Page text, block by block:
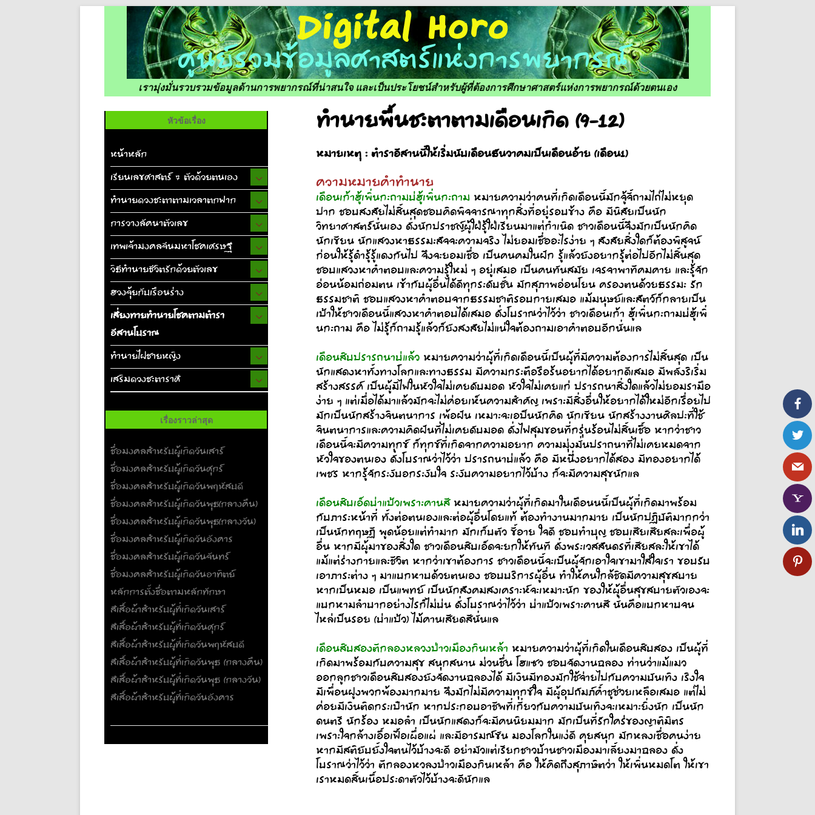
เรามุ่งมั่นรวบรวมข้อมูลด้านการพยากรณ์ที่น่าสนใจ และเป็นประโยชน์สำหรับผู้ที่ต้องการศึกษาศาสตร์แห่งการพยากรณ์ด้วยตนเอง
ทำนายพื้นชะตาตามเดือนเกิด (9-12)
หมายเหตุ : ตำราอีสานนี้ให้เริ่มนับเดือนธันวาคมเป็นเดือนอ้าย (เดือน1)
ความหมายคำทำนาย
เดือนเก้าฮู้เพิ่นกะถามบ่ฮู้เพิ่นกะถามหมายความว่าคนที่เกิดเดือนนี้มักจู้จี้ถามไถ่ไม่หยุด
ปาก ชอบสงสัยไม่สิ้นสุดชอบคิดพิจจารณาทุกสิ่งที่อยู่รอบข้าง คือ มีนิสัยเป็นนัก
วิทยาศาสตร์นั่นเอง ดั่งนักปราชญ์ผู้ใฝ่รู้ใฝ่เรียนมาแต่กำเนิด ชาวเดือนนี้จึงมักเป็นนักคิด
นักเขียน นักแสวงหาธรรมะสัจจะความจริง ไม่ยอมเชื่ออะไรง่าย ๆ สังสัยสิ่งใดก็ต้องพิสูจน์
ก่อนให้รู้ดำรู้รู้แดงกันไป จึงจะยอมเชื่อ เป็นคนคมในฝัก รู้แล้วยังอยากรู้ต่อไปอีกไม่สิ้นสุด
ชอบแสวงหาคำตอบและความรู้ใหม่ ๆ อยู่เสมอ เป็นคนทันสมัย เจรจาพาทีคมคาย และรู้จัก
อ่อนน้อมถ่อมตน เข้ากับผู้อื่นได้ดีทุกระดับชั้น มักสุภาพอ่อนโยน ครองตนด้วยธรรมะ รัก
ธรรมชาติ ชอบแสวงหาคำตอบจากธรรมชาติรอบกายเสมอ แม้มนุษย์และสัตว์ก็กลายเป็น
เป้าให้ชาวเดือนนี้แสวงหาคำตอบได้เสมอ ดั่งโบราณว่าไว้ว่า ชาวเดือนเก้า ฮู้เพิ่นกะถามบ่ฮู้เพิ่
นกะถาม คือ ไม่รู้ก็ถามรู้แล้วก็ยังสงสัยไม่แน่ใจต้องถามเอาคำตอบอีกนั่นแล
เดือนสิบปรารถนาบ่แล้วหมายความว่าผู้ที่เกิดเดือนนี้เป็นผู้ที่มีความต้องการไม่สิ้นสุด เป็น
นักแสดงหาทั้งทางโลกและทางธรรม มีความกระตือรือร้นอยากได้อยากดีเสมอ มีพลังริเริ่ม
สร้างสรรค์ เป็นผู้มีไฟในหัวใจไม่เคยดับมอด หัวใจไม่เคยแก่ ปรารถนาสิ่งใดแล้วไม่ยอมรามือ
ง่าย ๆ แต่เมื่อได้มาแล้วมักจะไม่ค่อยเห็นความสำคัญ เพราะมีสิ่งอื่นให้อยากได้ใหม่อีกเรื่อยไป
มักเป็นนักสร้างจินตนาการ เพ้อฝัน เหมาะจะเอป็นนักคิด นักเขียน นักสร้างงานศิลปะที่ใช้
จินตนาการและความคิดฝันที่ไม่เคยดับมอด ดั่งไฟสุมขอนที่กรุ่นร้อนไม่สิ้นเชื้อ หากว่าชาว
เดือนนี้จะมีความทุกข์ ก็ทุกข์ที่เกิดจากความอยาก ความมุ่งมั่นปราถนาที่ไม่เคยหมดจาก
หัวใจของตนเอง ดั่งโบราณว่าไว้ว่า ปรารถนาบ่แล้ว คือ มีหนึ่งอยากได้สอง มีทองอยากได้
เพชร หากรู้จักระงับอกระงับใจ ระงับความอยากไว้บ้าง ก็จะมีความสุขนักแล
เดือนสิบเอ็ดบ่าแป้วเพราะคานสีหมายความว่าผู้ที่เกิดมาในเดือนนนี้เป็นผู้ที่เกิดมาพร้อม
กับภาระหน้าที่ ทั้งต่อตนเองและต่อผู้อื่นโดยแท้ ต้องทำงานมากมาย เป็นนักปฏิบัติมากกว่า
เป็นนักทฤษฏี พูดน้อยแต่ทำมาก มักเก็บตัว ขี้อาย ใจดี ชอบทำบุญ ชอบเสียเสียสละเพื่อผู้
อื่น หากมีผู้มาของสิ่งใด ชาวเดือนสิบเอ็ดจะยกให้ทันที ดั่งพระเวสสันดรที่เสียสละให้เขาได้
แม้แต่ร่างกายและชีวิต หากว่าเขาต้องการ ชาวเดือนนี้จะเป็นผู้จักเอาใจเขามาใส่ใจเรา ขอบรับ
เอาภาระต่าง ๆ มาแบกหาบด้วยตนเอง ชอบบริการผู้อื่น ทำให้คนใกล้ชิดมีความสุขสบาย
หากเป็นหมอ เป็นแพทย์ เป็นนักสังคมสงเคราะห์จะเหมาะนัก ของให้ผู้อื่นสุขสบายตัวเองจะ
แบกหามลำบากอย่างไรก็ไม่บ่น ดั่งโบราณว่าไว้ว่า บ่าแป้วเพราะคานสี นั่นคือแบกหาบจน
ไหล่เป็นรอย (บ่าแป้ว) ไม้คานเสียดสีนั่นแล
เดือนสิบสองตีกลองหลวงป่าวเมืองกินเหล้า หมายความว่าผู้ที่เกิดในเดือนสิบสอง เป็นผู้ที่
เกิดมาพร้อมกับความสุข สนุกสนาน ม่วนชื่น โฮแซว ชอบจัดงานฉลอง ท่านว่าแม้แมว
ออกลูกชาวเดือนสิบสองยังจัดงานฉลองได้ มีเงินมีทองมักใช้จ่ายไปกับความบันเทิง เริงใจ
มีเพื่อนฝูงพวกพ้องมากมาย จึงมักไม่มีความทุกข์ใจ มีผู้อุปถัมภ์ค้ำชูช่วยเหลือเสมอ แต่ไม่
ค่อยมีเงินติดกระเป๋านัก หากประกอบอาชีพที่เกี่ยวกับความบันเทิงจะเหมาะยิ่งนัก เป็นนัก
ดนตรี นักร้อง หมอลำ เป็นนักแสดงก็จะมีคนนิยมมาก มักเป็นที่รักใคร่ของญาติมิตร
เพราะใจกล้างเอื้อเฟื้อเผื่อแผ่ และมีอารมณ์ขัน มองโลกในแง่ดี คุยสนุก มักหลงเชื่อคนง่าย
หากมีสติยับยั้งใจตนไว้บ้างจะดี อย่ามัวแต่เรียกชาวบ้านชาวเมืองมาเลี้ยงมาฉลอง ดั่ง
โบราณว่าไว้ว่า ตีกลองหวลงป่าวเมืองกินเหล้า คือ ให้คิดถึงสุภาษิตว่า ให้เพิ่นหมดโต ให้เขา
เราหมดสิ้นเนื้อประดาตัวไว้บ้างจะดีนักแล
หัวข้อเรื่อง
หน้าหลัก
เรียนเลขศาสตร์ 7 ตัวด้วยตนเอง
ทำนายดวงชะตาตามเวลาตกฟาก
การวางลัคนาตัวเลข
เทพเจ้ามงคลจีนมหาโชคเศรษฐี
วิธีทำนายชีวิตรักด้วยตัวเลข
ฮวงจุ้ยกับเรือนร่าง
เสี่ยงทายทำนายโชคตามตำรา
อีสานโบราณ
ทำนายไฝชายหญิง
เสริมดวงชะตาราศี
เรื่องราวล่าสุด
ชื่อมงคลสำหรับผู้เกิดวันเสาร์
ชื่อมงคลสำหรับผู้เกิดวันศุกร์
ชื่อมงคลสำหรับผู้เกิดวันพฤหัสบดี
ชื่อมงคลสำหรับผู้เกิดวันพุธ(กลางคืน)
ชื่อมงคลสำหรับผู้เกิดวันพุธ(กลางวัน)
ชื่อมงคลสำหรับผู้เกิดวันอังคาร
ชื่อมงคลสำหรับผู้เกิดวันจันทร์
ชื่อมงคลสำหรับผู้เกิดวันอาทิตย์
หลักการตั้งชื่อตามหลักทักษา
สีเสื้อผ้าสำหรับผู้ที่เกิดวันเสาร์
สีเสื้อผ้าสำหรับผู้ที่เกิดวันศุกร์
สีเสื้อผ้าสำหรับผู้ที่เกิดวันพฤหัสบดี
สีเสื้อผ้าสำหรับผู้ที่เกิดวันพุธ (กลางคืน)
สีเสื้อผ้าสำหรับผู้ที่เกิดวันพุธ (กลางวัน)
สีเสื้อผ้าสำหรับผู้ที่เกิดวันอังคาร